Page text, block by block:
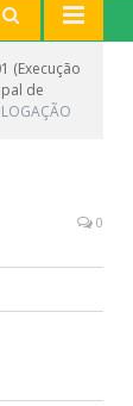
(Execução
de
0